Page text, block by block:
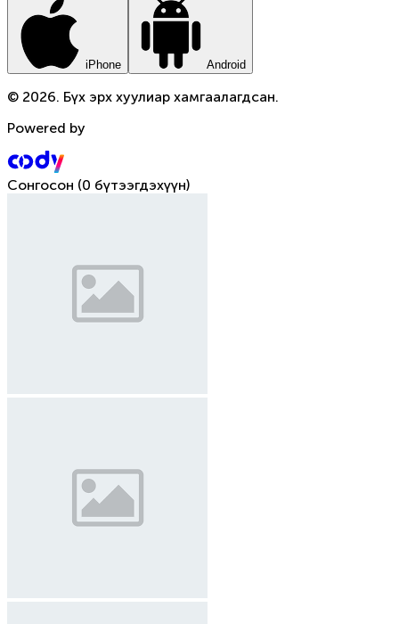
iPhone Android
© 2026. Бүх эрх хуулиар хамгаалагдсан.
Powered by
Сонгосон (0 бүтээгдэхүүн)